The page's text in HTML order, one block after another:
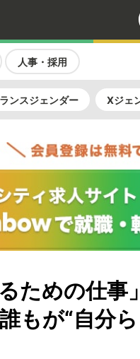
人事・採用
ランスジェンダー Xジェ
るための仕
もが“自分